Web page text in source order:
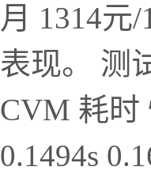
月 1314元
表现。 测
CVM 耗时
0.1494s